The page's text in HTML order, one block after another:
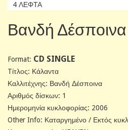
4 ΛΕΦΤΑ
Βανδή
Format: CD SINGLE
Tίτλος: Κάλαντα
Καλλιτέχνης: Βανδή Δέσποινα
Αριθμός δίσκων: 1
Ημερομηνία κυκλοφορίας: 2006
Other Info: Καταργημένο / Εκτός